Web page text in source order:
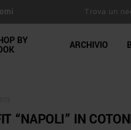
Trova un
BY ARCHIVIO
“NAPOLI” IN